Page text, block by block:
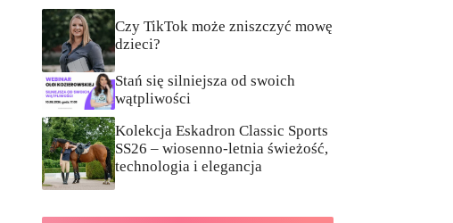
Czy TikTok może zniszczyć mowę
dzieci?
Stań się silniejsza od swoich
wątpliwości
Kolekcja Eskadron Classic Sports
SS26 – wiosenno-letnia świeżość,
technologia i elegancja